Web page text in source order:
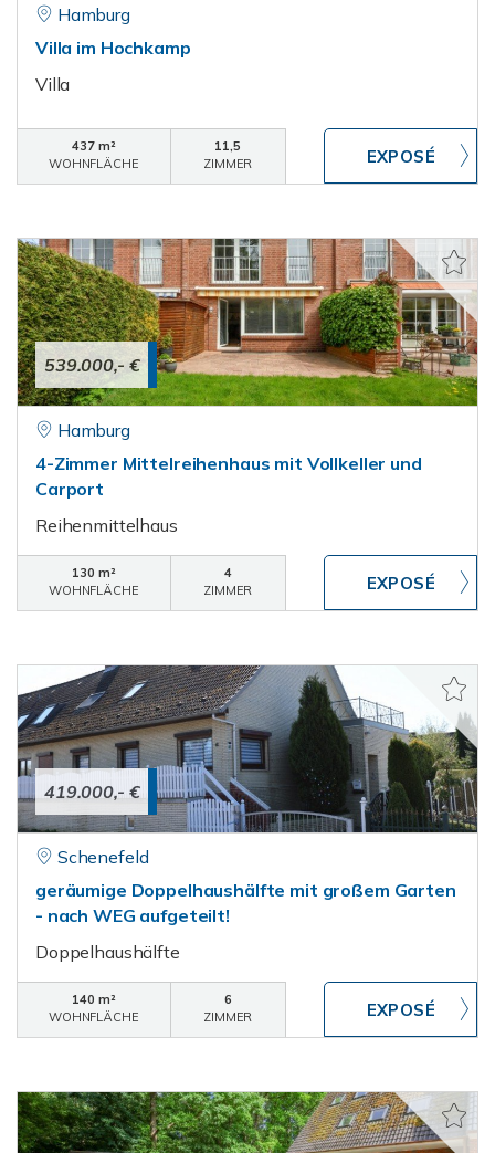
Hamburg
Villa im Hochkamp
Villa
437 m²
WOHNFLÄCHE
11,5
ZIMMER
539.000,- €
Hamburg
4-Zimmer Mittelreihenhaus mit Vollkeller und
Carport
Reihenmittelhaus
130 m²
WOHNFLÄCHE
4
ZIMMER
419.000,- €
Schenefeld
geräumige Doppelhaushälfte mit großem Garten
- nach WEG aufgeteilt!
Doppelhaushälfte
140 m²
WOHNFLÄCHE
6
ZIMMER